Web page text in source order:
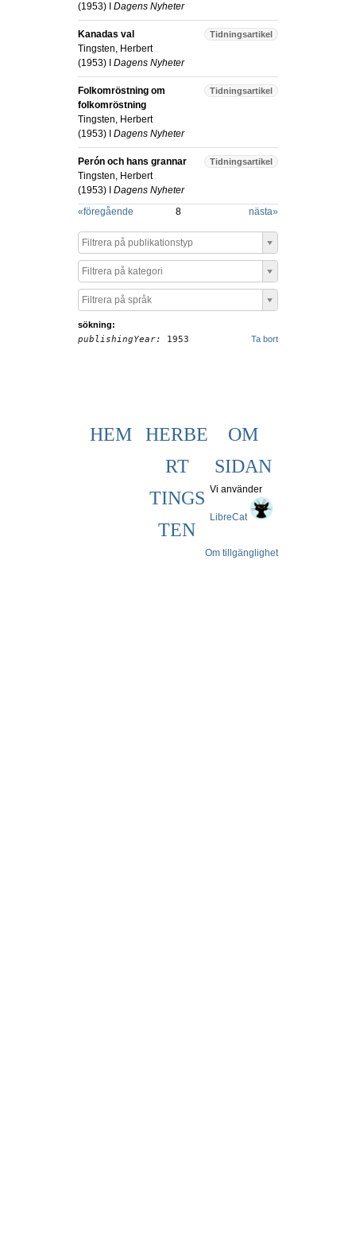
(1953) I Dagens Nyheter
Tidningsartikel
Kanadas val
Tingsten, Herbert
(1953) I Dagens Nyheter
Tidningsartikel
Folkomröstning om
folkomröstning
Tingsten, Herbert
(1953) I Dagens Nyheter
Tidningsartikel
Perón och hans grannar
Tingsten, Herbert
(1953) I Dagens Nyheter
«föregående 8 nästa»
Filtrera på publikationstyp
Filtrera på kategori
Filtrera på språk
sökning:
Ta bort
publishingYear: 1953
HEM
HERBE
RT
TINGS
TEN
OM
SIDAN
Om tillgänglighet
Vi använder
LibreCat